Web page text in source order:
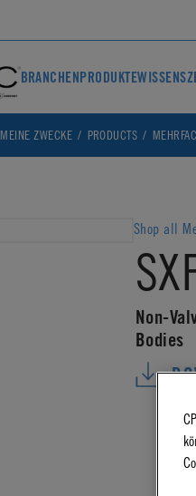
BRANCHENPRODUKTE
ZWECKE PRODUCTS
Shop all
Non-
Bodies